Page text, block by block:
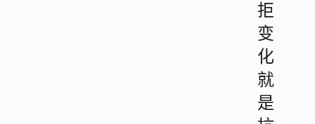
拒
变
化
就
是